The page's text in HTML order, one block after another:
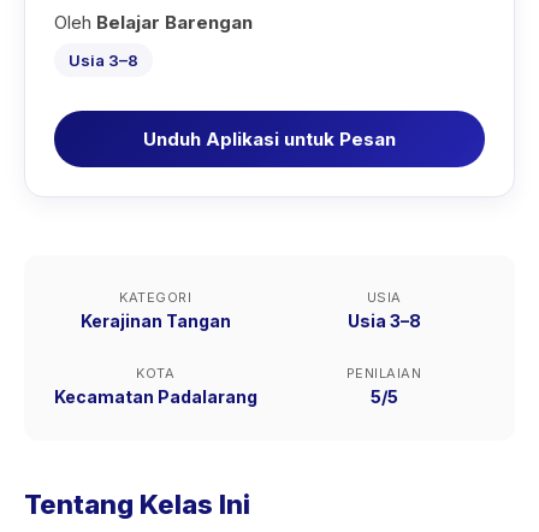
Oleh Belajar Barengan
Usia 3–8
Unduh Aplikasi untuk Pesan
KATEGORI
Kerajinan Tangan
USIA
Usia 3–8
KOTA
Kecamatan Padalarang
PENILAIAN
5/5
Tentang Kelas Ini